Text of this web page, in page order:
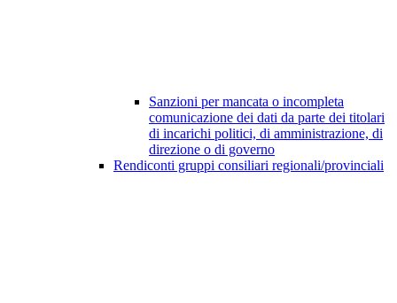
Sanzioni per mancata o incompleta
comunicazione dei dati da parte dei titolari
di incarichi politici, di amministrazione, di
direzione o di governo
Rendiconti gruppi consiliari regionali/provinciali